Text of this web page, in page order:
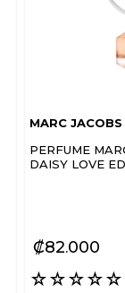
MARC JACOBS
PERFUME
DAISY LOVE
₡82000
☆☆☆☆☆